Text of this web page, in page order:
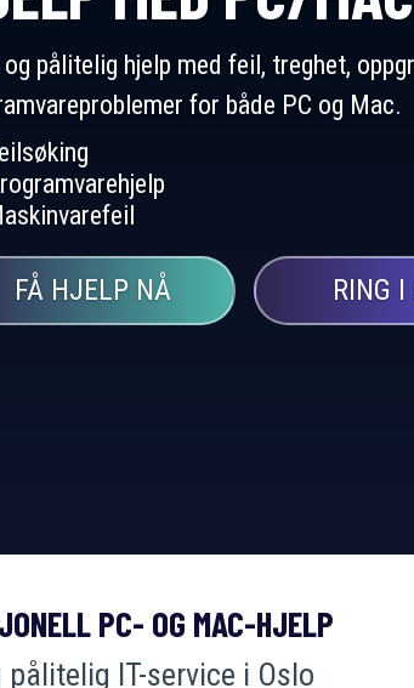
og pålitelig hjelp med feil, treghet,
for både PC og Mac.
FÅ HJELP NÅ RING I
PC- OG MAC-HJELP
pålitelig IT-service i Oslo